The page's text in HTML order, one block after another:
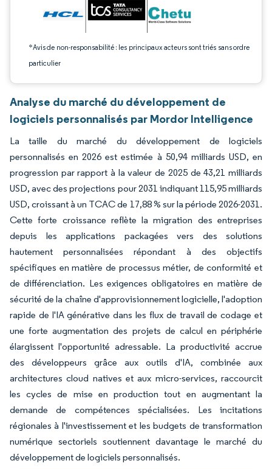
*Avis de non-responsabilité : les principaux acteurs sont triés sans ordre
particulier
Analyse du marché du développement de
logiciels personnalisés par Mordor Intelligence
La taille du marché du développement de logiciels
personnalisés en 2026 est estimée à 50,94 milliards USD, en
progression par rapport à la valeur de 2025 de 43,21 milliards
USD, avec des projections pour 2031 indiquant 115,95 milliards
USD, croissant à un TCAC de 17,88 % sur la période 2026-2031.
Cette forte croissance reflète la migration des entreprises
depuis les applications packagées vers des solutions
hautement personnalisées répondant à des objectifs
spécifiques en matière de processus métier, de conformité et
de différenciation. Les exigences obligatoires en matière de
sécurité de la chaîne d'approvisionnement logicielle, l'adoption
rapide de l'IA générative dans les flux de travail de codage et
une forte augmentation des projets de calcul en périphérie
élargissent l'opportunité adressable. La productivité accrue
des développeurs grâce aux outils d'IA, combinée aux
architectures cloud natives et aux micro-services, raccourcit
les cycles de mise en production tout en augmentant la
demande de compétences spécialisées. Les incitations
régionales à l'investissement et les budgets de transformation
numérique sectoriels soutiennent davantage le marché du
développement de logiciels personnalisés.